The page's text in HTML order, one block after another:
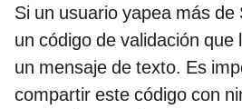
Si un usuario yapea más
un código de validación que
un mensaje de texto. Es
compartir este código con